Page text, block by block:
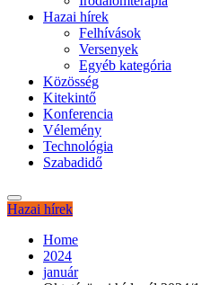
Hazai hírek
Felhívások
Versenyek
Egyéb kategória
Közösség
Kitekintő
Konferencia
Vélemény
Technológia
Szabadidő
Hazai hírek
Home
2024
január